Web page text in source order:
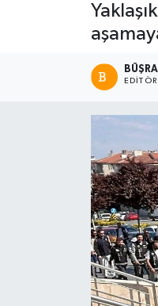
EDITÖR
RESMİ İLANLAR
GÜNDEM
KÜLTÜR SANAT
MAGAZİN
SAĞLIK
SİYASET
Haber Arşivi